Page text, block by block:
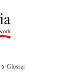
Glossar